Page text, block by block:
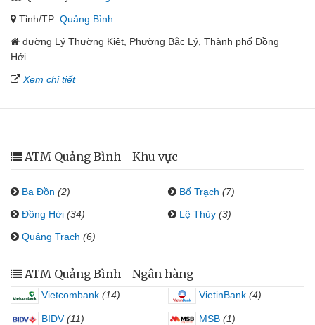
Tỉnh/TP: Quảng Bình
đường Lý Thường Kiệt, Phường Bắc Lý, Thành phố Đồng
Hới
Xem chi tiết
ATM Quảng Bình - Khu vực
Ba Đồn (2) Bố Trạch (7)
Đồng Hới (34) Lệ Thủy (3)
Quảng Trạch (6)
ATM Quảng Bình - Ngân hàng
Vietcombank (14) VietinBank (4)
BIDV (11) MSB (1)